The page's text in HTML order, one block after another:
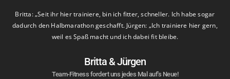
Britta: „Seit ihr hier trainiere, bin ich fitter, schneller. Ich habe sogar
dadurch den Halbmarathon geschafft. Jürgen: „Ich trainiere hier gern,
weil es Spaß macht und ich dabei fit bleibe.
Britta & Jürgen
Team-Fitness fordert uns jedes Mal auf's Neue!